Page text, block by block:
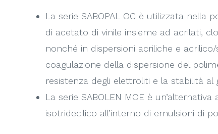
La serie SABOPAL OC è utilizzata nella
di acetato di vinile insieme ad acrilati,
nonché in dispersioni acriliche e
coagulazione della dispersione del
resistenza degli elettroliti e la stabilità al
La serie SABOLEN MOE è un’alternativa
isotridecilico all’interno di emulsioni di